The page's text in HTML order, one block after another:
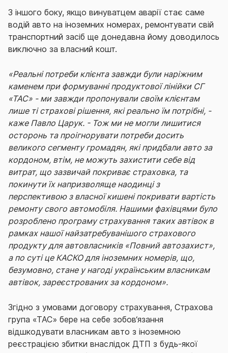
З іншого боку, якщо винуватцем аварії стає саме
водій авто на іноземних номерах, ремонтувати свій
транспортний засіб ще донедавна йому доводилось
виключно за власний кошт.
«Реальні потреби клієнта завжди були наріжним
каменем при формуванні продуктової лінійки СГ
«ТАС» - ми завжди пропонували своїм клієнтам
лише ті страхові рішення, які реально їм потрібні, -
каже Павло Царук. - Тож ми не могли лишитися
осторонь та проігнорувати потреби досить
великого сегменту громадян, які придбали авто за
кордоном, втім, не можуть захистити себе від
витрат, що зазвичай покриває страховка, та
покинути їх напризволяще наодинці з
перспективою з власної кишені покривати вартість
ремонту свого автомобіля. Нашими фахівцями було
розроблено програму страхування таких автівок в
рамках нашої найзатребуванішого страхового
продукту для автовласників «Повний автозахист»,
а по суті це КАСКО для іноземних номерів, що,
безумовно, стане у нагоді українським власникам
автівок, зареєстрованих за кордоном».
Згідно з умовами договору страхування, Страхова
група «ТАС» бере на себе зобов‘язання
відшкодувати власникам авто з іноземною
реєстрацією збитки внаслідок ДТП з будь-якої